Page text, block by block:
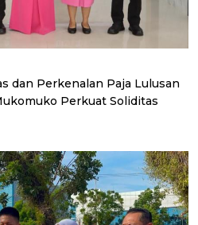
dan Perkenalan Paja Lulusan
Perkuat Soliditas